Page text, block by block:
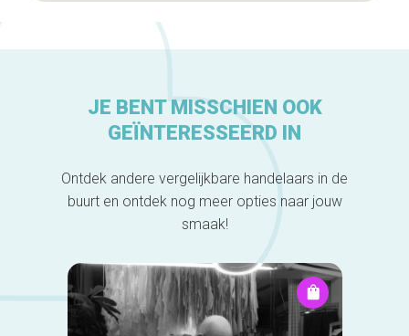
JE BENT MISSCHIEN OOK
GEÏNTERESSEERD IN
Ontdek andere vergelijkbare handelaars in de
buurt en ontdek nog meer opties naar jouw
smaak!